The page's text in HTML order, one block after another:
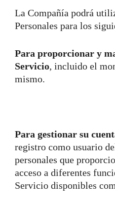
La Compañía podrá
Personales para los
Para proporcionar y
Servicio, incluido el
mismo.
Para gestionar su
registro como usuario
personales que
acceso a diferentes
Servicio disponibles